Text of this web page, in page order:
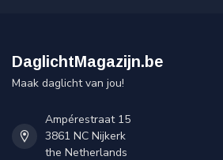
DaglichtMagazijn.be
Maak daglicht van jou!
Ampérestraat 15
3861 NC Nijkerk
the Netherlands